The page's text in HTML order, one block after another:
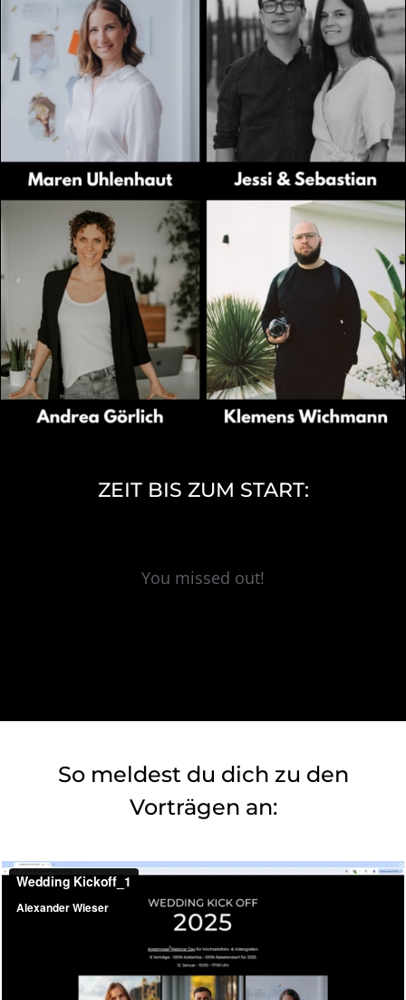
ZEIT BIS ZUM START:
You missed out!
So meldest du dich zu den
Vorträgen an: